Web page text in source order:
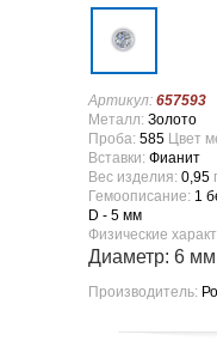
Артикул: 657593
Металл: Золото
Проба: 585 Цвет
Вставки: Фианит
Вес изделия: 0,95 г
Гемоописание: 1
D - 5 мм
Физические
Диаметр: 6
Производитель: